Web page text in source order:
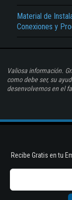
Material de
Conexiones y
Valiosa información.
como debe ser, su
desenvolvernos en el
Recibe Gratis en tu